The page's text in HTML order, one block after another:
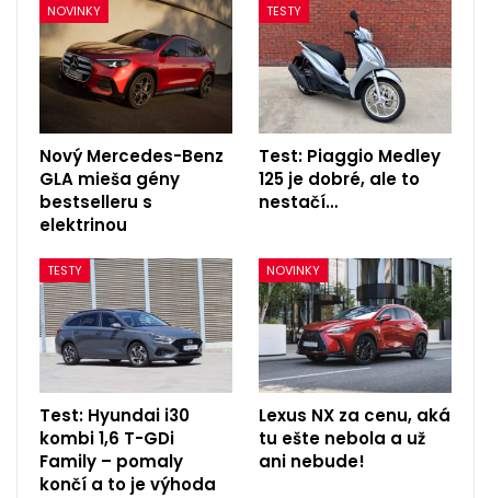
NOVINKY
Nový Mercedes-Benz
GLA mieša gény
bestselleru s
elektrinou
TESTY
Test: Piaggio Medley
125 je dobré, ale to
nestačí…
TESTY
Test: Hyundai i30
kombi 1,6 T-GDi
Family – pomaly
končí a to je výhoda
NOVINKY
Lexus NX za cenu, aká
tu ešte nebola a už
ani nebude!